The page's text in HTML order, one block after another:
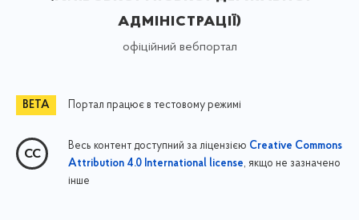
адміністрації)
офіційний вебпортал
Портал працює в тестовому режимі
Весь контент доступний за ліцензією Creative Commons
Attribution 4.0 International license, якщо не зазначено
інше